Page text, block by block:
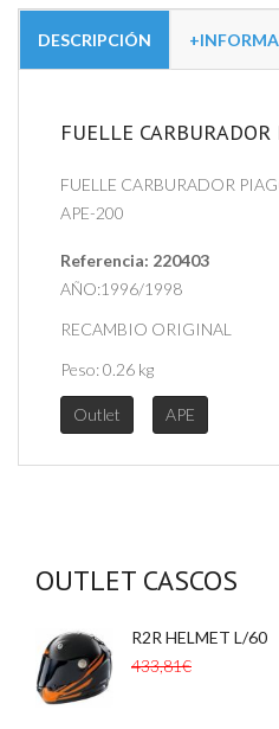
DESCRIPCIÓN
FUELLE
Referencia: 220403
FUELLE CARBURADOR
APE-200
AÑO:1996/1998
RECAMBIO ORIGINAL
Peso:0.26 kg
Outlet APE
OUTLET CASCOS
R2R HELMET L/60
433,81€